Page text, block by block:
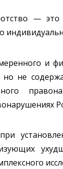
— это
и
но не